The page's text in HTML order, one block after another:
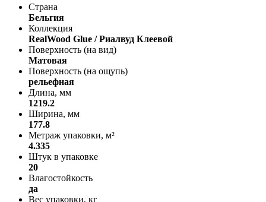
Страна
Бельгия
Коллекция
RealWood Glue / Риалвуд Клеевой
Поверхность (на вид)
Матовая
Поверхность (на ощупь)
рельефная
Длина, мм
1219.2
Ширина, мм
177.8
Метраж упаковки, м²
4.335
Штук в упаковке
20
Влагостойкость
да
Вес упаковки, кг